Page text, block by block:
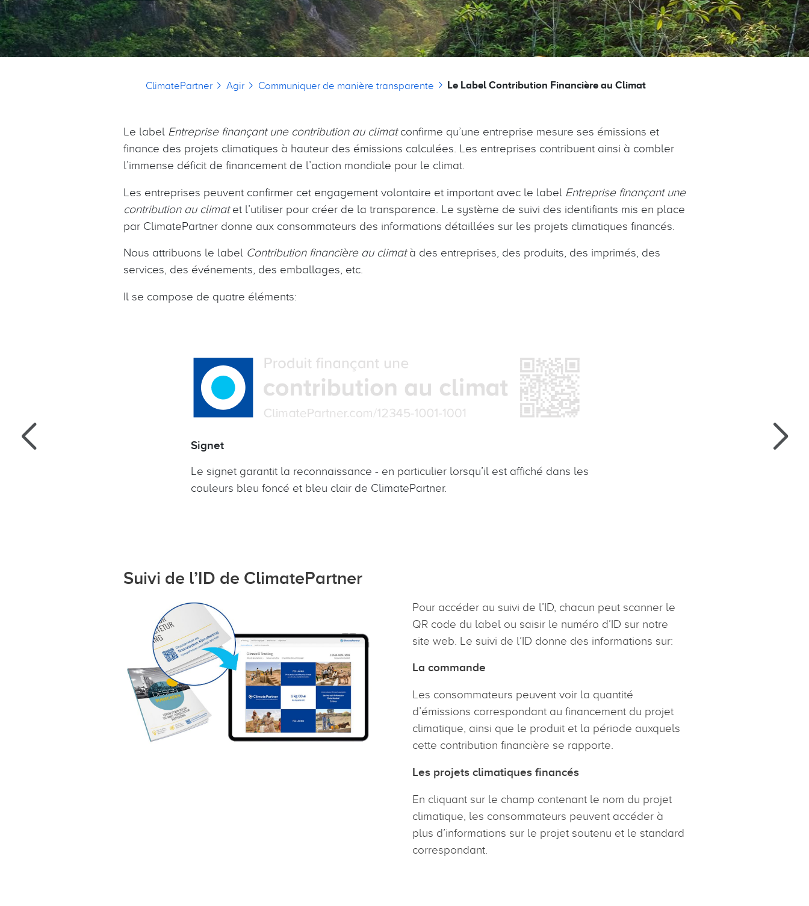
Fil d'Ariane
ClimatePartner Agir Communiquer de manière transparente Le Label Contribution Financière au Climat
Le labelEntreprise finançant une contribution au climatconfirme qu’une entreprise mesure ses émissions et
finance des projets climatiques à hauteur des émissions calculées. Les entreprises contribuent ainsi à combler
l’immense déficit de financement de l’action mondiale pour le climat.
Les entreprises peuvent confirmer cet engagement volontaire et important avec le label Entreprise finançant une
contribution au climatet l’utiliser pour créer de la transparence. Le système de suivi des identifiants mis en place
par ClimatePartner donne aux consommateurs des informations détaillées sur les projets climatiques financés.
Nous attribuons le labelContribution financière au climatà des entreprises, des produits, des imprimés, des
services, des événements, des emballages, etc.
Il se compose de quatre éléments:
Signet
Le signet garantit la reconnaissance - en particulier lorsqu’il est affiché dans les
couleurs bleu foncé et bleu clair de ClimatePartner.
Suivi de l’ID de ClimatePartner
Pour accéder au suivi de l’ID, chacun peut scanner le
QR code du label ou saisir le numéro d’ID sur notre
site web. Le suivi de l’ID donne des informations sur:
La commande
Les consommateurs peuvent voir la quantité
d’émissions correspondant au financement du projet
climatique, ainsi que le produit et la période auxquels
cette contribution financière se rapporte.
Les projets climatiques financés
En cliquant sur le champ contenant le nom du projet
climatique, les consommateurs peuvent accéder à
plus d’informations sur le projet soutenu et le standard
correspondant.